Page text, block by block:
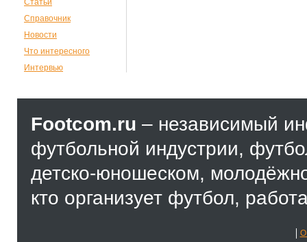
Статьи
Справочник
Новости
Что интересного
Интервью
Footcom.ru – независимый
футбольной индустрии,
детско-юношеском,
кто организует футбол,
О